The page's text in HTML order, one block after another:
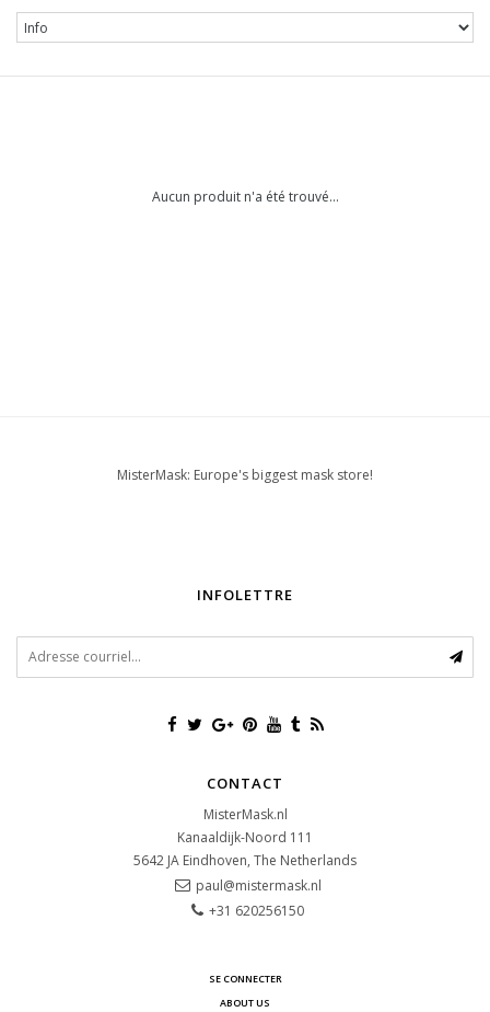
Aucun produit n'a été trouvé...
MisterMask: Europe's biggest mask store!
INFOLETTRE
CONTACT
MisterMask.nl
Kanaaldijk-Noord 111
5642 JA Eindhoven, The Netherlands
paul@mistermask.nl
+31 620256150
SE CONNECTER
ABOUT US